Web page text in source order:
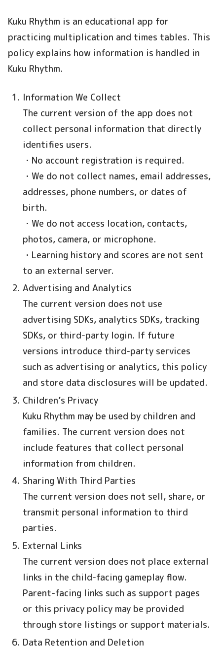
Kuku Rhythm is an educational app for
practicing multiplication and times tables. This
policy explains how information is handled in
Kuku Rhythm.
Information We Collect
The current version of the app does not
collect personal information that directly
identifies users.
・No account registration is required.
・We do not collect names, email addresses,
addresses, phone numbers, or dates of
birth.
・We do not access location, contacts,
photos, camera, or microphone.
・Learning history and scores are not sent
to an external server.
Advertising and Analytics
The current version does not use
advertising SDKs, analytics SDKs, tracking
SDKs, or third-party login. If future
versions introduce third-party services
such as advertising or analytics, this policy
and store data disclosures will be updated.
Children’s Privacy
Kuku Rhythm may be used by children and
families. The current version does not
include features that collect personal
information from children.
Sharing With Third Parties
The current version does not sell, share, or
transmit personal information to third
parties.
External Links
The current version does not place external
links in the child-facing gameplay flow.
Parent-facing links such as support pages
or this privacy policy may be provided
through store listings or support materials.
Data Retention and Deletion